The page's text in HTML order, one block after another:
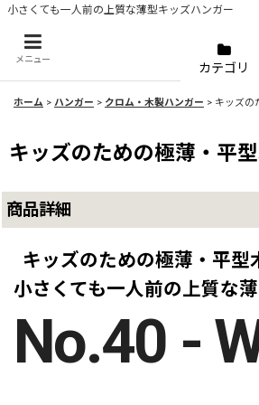
小さくても一人前の上質な薄型キッズハンガー
メニュー
カテゴリ
ホーム > ハンガー > クロム・木製ハンガー > キッズ
キッズのための極薄・平
商品詳細
キッズのための極薄・平
小さくても一人前の上質な
No.40 -